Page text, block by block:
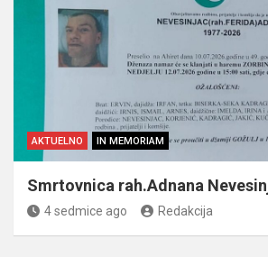
AKTUELNO IN MEMORIAM
Smrtovnica rah.Adnana
4 sedmice ago Redakcija